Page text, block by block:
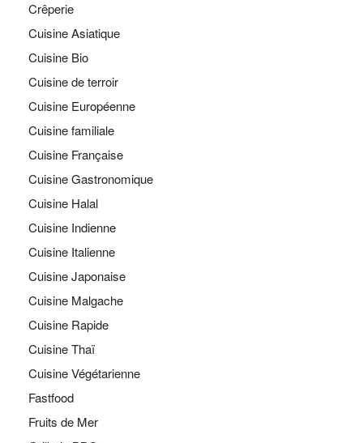
Crêperie
Cuisine Asiatique
Cuisine Bio
Cuisine de terroir
Cuisine Européenne
Cuisine familiale
Cuisine Française
Cuisine Gastronomique
Cuisine Halal
Cuisine Indienne
Cuisine Italienne
Cuisine Japonaise
Cuisine Malgache
Cuisine Rapide
Cuisine Thaï
Cuisine Végétarienne
Fastfood
Fruits de Mer